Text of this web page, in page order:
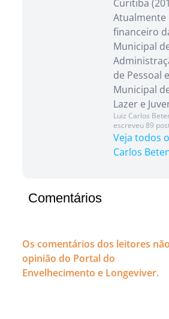
Curitiba
financeiro
Municipal
de Pessoal
Municipal
Lazer e
Luiz Carlos
escreveu 89
Veja todos
Carlos
Comentários
Os comentários dos leitores
opinião do Portal do
Envelhecimento e Longeviver.